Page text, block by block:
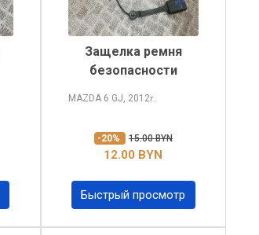
Защелка ремня
безопасности
MAZDA 6 GJ, 2012г.
-20% 15.00 BYN
12.00 BYN
Быстрый просмотр